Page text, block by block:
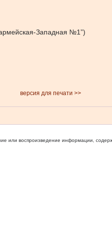
Западная №1”)
версия для печати >>
или воспроизведение информации,